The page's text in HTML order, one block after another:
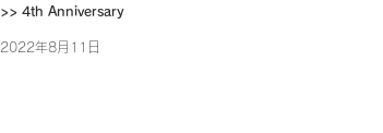
>> 4th Anniversary
2022年8月11日